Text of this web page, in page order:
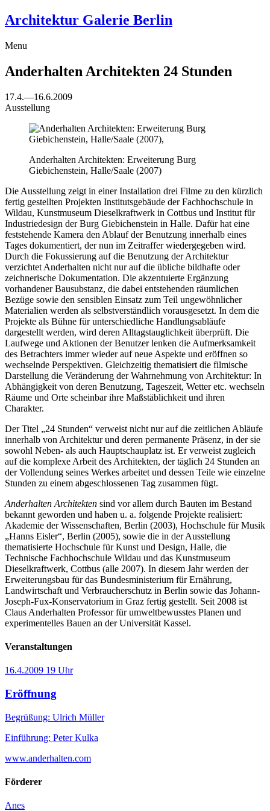
Architektur Galerie Berlin
Menu
Anderhalten Architekten 24 Stunden
17.4.—16.6.2009
Ausstellung
Anderhalten Architekten: Erweiterung Burg
Giebichenstein, Halle/Saale (2007)
Die Ausstellung zeigt in einer Installation drei Filme zu den kürzlich
fertig gestellten Projekten Institutsgebäude der Fachhochschule in
Wildau, Kunstmuseum Dieselkraftwerk in Cottbus und Institut für
Industriedesign der Burg Giebichenstein in Halle. Dafür hat eine
feststehende Kamera den Ablauf der Benutzung innerhalb eines
Tages dokumentiert, der nun im Zeitraffer wiedergegeben wird.
Durch die Fokussierung auf die Benutzung der Architektur
verzichtet Anderhalten nicht nur auf die übliche bildhafte oder
zeichnerische Dokumentation. Die akzentuierte Ergänzung
vorhandener Bausubstanz, die dabei entstehenden räumlichen
Bezüge sowie den sensiblen Einsatz zum Teil ungewöhnlicher
Materialien werden als selbstverständlich vorausgesetzt. In dem die
Projekte als Bühne für unterschiedliche Handlungsabläufe
dargestellt werden, wird deren Alltagstauglichkeit überprüft. Die
Laufwege und Aktionen der Benutzer lenken die Aufmerksamkeit
des Betrachters immer wieder auf neue Aspekte und eröffnen so
wechselnde Perspektiven. Gleichzeitig thematisiert die filmische
Darstellung die Veränderung der Wahrnehmung von Architektur: In
Abhängigkeit von deren Benutzung, Tageszeit, Wetter etc. wechseln
Räume und Orte scheinbar ihre Maßstäblichkeit und ihren
Charakter.
Der Titel „24 Stunden“ verweist nicht nur auf die zeitlichen Abläufe
innerhalb von Architektur und deren permanente Präsenz, in der sie
sowohl Neben- als auch Hauptschauplatz ist. Er verweist zugleich
auf die komplexe Arbeit des Architekten, der täglich 24 Stunden an
der Vollendung seines Werkes arbeitet und dessen Teile wie einzelne
Stunden zu einem abgeschlossenen Tag zusammen fügt.
Anderhalten Architekten sind vor allem durch Bauten im Bestand
bekannt geworden und haben u. a. folgende Projekte realisiert:
Akademie der Wissenschaften, Berlin (2003), Hochschule für Musik
„Hanns Eisler“, Berlin (2005), sowie die in der Ausstellung
thematisierte Hochschule für Kunst und Design, Halle, die
Technische Fachhochschule Wildau und das Kunstmuseum
Dieselkraftwerk, Cottbus (alle 2007). In diesem Jahr werden der
Erweiterungsbau für das Bundesministerium für Ernährung,
Landwirtschaft und Verbraucherschutz in Berlin sowie das Johann-
Joseph-Fux-Konservatorium in Graz fertig gestellt. Seit 2008 ist
Claus Anderhalten Professor für umweltbewusstes Planen und
experimentelles Bauen an der Universität Kassel.
Veranstaltungen
16.4.2009 19 Uhr
Eröffnung
Begrüßung: Ulrich Müller
Einführung: Peter Kulka
www.anderhalten.com
Förderer
Anes